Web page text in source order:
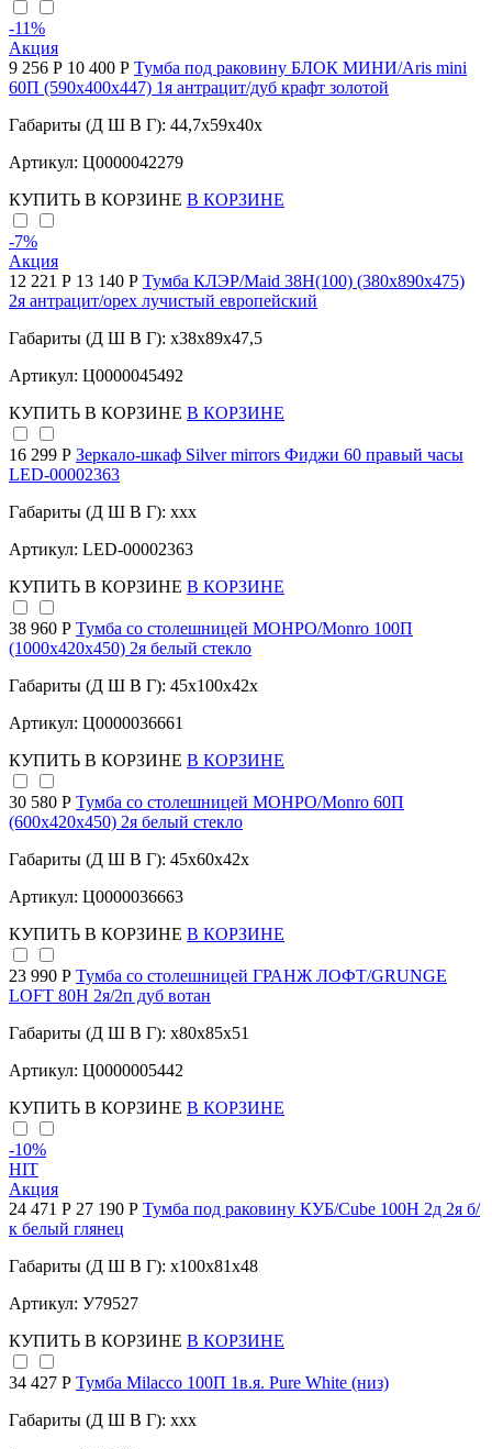
-11%
Акция
9 256 Р 10 400 Р Тумба под раковину БЛОК МИНИ/Aris mini
60П (590х400х447) 1я антрацит/дуб крафт золотой
Габариты (Д Ш В Г): 44,7x59x40x
Артикул: Ц0000042279
КУПИТЬ В КОРЗИНЕ В КОРЗИНЕ
-7%
Акция
12 221 Р 13 140 Р Тумба КЛЭР/Maid 38Н(100) (380х890х475)
2я антрацит/орех лучистый европейский
Габариты (Д Ш В Г): x38x89x47,5
Артикул: Ц0000045492
КУПИТЬ В КОРЗИНЕ В КОРЗИНЕ
16 299 Р Зеркало-шкаф Silver mirrors Фиджи 60 правый часы
LED-00002363
Габариты (Д Ш В Г): xxx
Артикул: LED-00002363
КУПИТЬ В КОРЗИНЕ В КОРЗИНЕ
38 960 Р Тумба со столешницей МОНРО/Monro 100П
(1000х420х450) 2я белый стекло
Габариты (Д Ш В Г): 45x100x42x
Артикул: Ц0000036661
КУПИТЬ В КОРЗИНЕ В КОРЗИНЕ
30 580 Р Тумба со столешницей МОНРО/Monro 60П
(600х420х450) 2я белый стекло
Габариты (Д Ш В Г): 45x60x42x
Артикул: Ц0000036663
КУПИТЬ В КОРЗИНЕ В КОРЗИНЕ
23 990 Р Тумба со столешницей ГРАНЖ ЛОФТ/GRUNGE
LOFT 80Н 2я/2п дуб вотан
Габариты (Д Ш В Г): x80x85x51
Артикул: Ц0000005442
КУПИТЬ В КОРЗИНЕ В КОРЗИНЕ
-10%
HIT
Акция
24 471 Р 27 190 Р Тумба под раковину КУБ/Cube 100Н 2д 2я б/
к белый глянец
Габариты (Д Ш В Г): x100x81x48
Артикул: У79527
КУПИТЬ В КОРЗИНЕ В КОРЗИНЕ
34 427 Р Тумба Milacco 100П 1в.я. Pure White (низ)
Габариты (Д Ш В Г): xxx